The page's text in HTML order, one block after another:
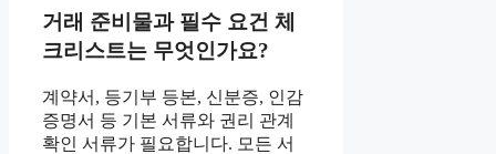
거래 준비물과 필수 요건 체
크리스트는 무엇인가요?
계약서, 등기부 등본, 신분증, 인감
증명서 등 기본 서류와 권리 관계
확인 서류가 필요합니다. 모든 서